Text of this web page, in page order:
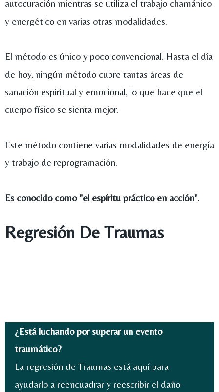
autocuración mientras se utiliza el trabajo chamánico
y energético en varias otras modalidades.
El método es único y poco convencional. Hasta el día
de hoy, ningún método cubre tantas áreas de
sanación espiritual y emocional, lo que hace que el
cuerpo físico se sienta mejor.
Este método contiene varias modalidades de energía
y trabajo de reprogramación.
Es conocido como "el espíritu práctico en acción".
Regresión De Traumas
¿Está luchando por superar un evento
traumático?
La regresión de Traumas está aquí para
ayudarlo a reencuadrar y reescribir el daño